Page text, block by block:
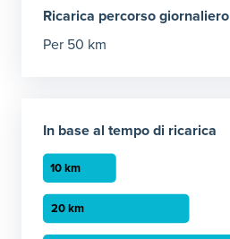
Ricarica percorso giornaliero
Per 50 km
In base al tempo di ricarica